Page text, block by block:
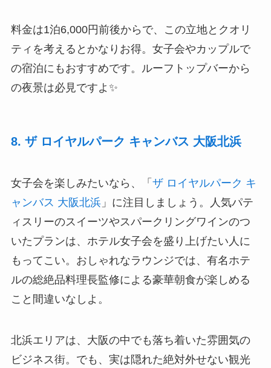
料金は1泊6,000円前後からで、この立地とクオリ
ティを考えるとかなりお得。女子会やカップルで
の宿泊にもおすすめです。ルーフトップバーから
の夜景は必見ですよ✨
8. ザ ロイヤルパーク キャンバス 大阪北浜
女子会を楽しみたいなら、「 ザ ロイヤルパーク キ
ャンバス 大阪北浜」に注目しましょう。人気パテ
ィスリーのスイーツやスパークリングワインのつ
いたプランは、ホテル女子会を盛り上げたい人に
もってこい。おしゃれなラウンジでは、有名ホテ
ルの総絶品料理長監修による豪華朝食が楽しめる
こと間違いなしよ。
北浜エリアは、大阪の中でも落ち着いた雰囲気の
ビジネス街。でも、実は隠れた絶対外せない観光